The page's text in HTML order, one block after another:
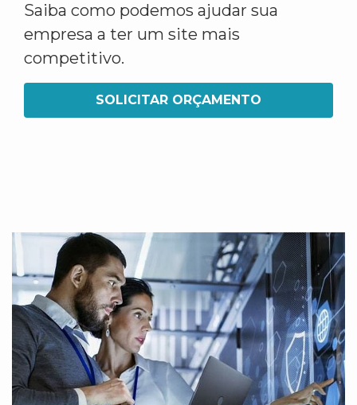
Saiba como podemos ajudar sua
empresa a ter um site mais
competitivo.
SOLICITAR ORÇAMENTO